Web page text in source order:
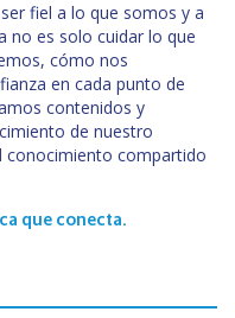
fiel a lo que somos y a
no es solo cuidar lo que
cómo nos
en cada punto de
contenidos y
de nuestro
compartido
que conecta.